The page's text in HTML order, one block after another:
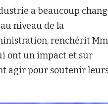
a beaucoup
niveau de la
renchérit
ont un impact et sur
agir pour soutenir